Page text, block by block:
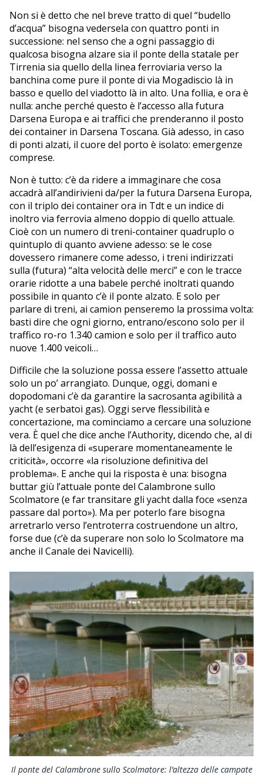
Non si è detto che nel breve tratto di quel “budello
d’acqua” bisogna vedersela con quattro ponti in
successione: nel senso che a ogni passaggio di
qualcosa bisogna alzare sia il ponte della statale per
Tirrenia sia quello della linea ferroviaria verso la
banchina come pure il ponte di via Mogadiscio là in
basso e quello del viadotto là in alto. Una follia, e ora è
nulla: anche perché questo è l’accesso alla futura
Darsena Europa e ai traffici che prenderanno il posto
dei container in Darsena Toscana. Già adesso, in caso
di ponti alzati, il cuore del porto è isolato: emergenze
comprese.
Non è tutto: c’è da ridere a immaginare che cosa
accadrà all’andirivieni da/per la futura Darsena Europa,
con il triplo dei container ora in Tdt e un indice di
inoltro via ferrovia almeno doppio di quello attuale.
Cioè con un numero di treni-container quadruplo o
quintuplo di quanto avviene adesso: se le cose
dovessero rimanere come adesso, i treni indirizzati
sulla (futura) “alta velocità delle merci” e con le tracce
orarie ridotte a una babele perché inoltrati quando
possibile in quanto c’è il ponte alzato. E solo per
parlare di treni, ai camion penseremo la prossima volta:
basti dire che ogni giorno, entrano/escono solo per il
traffico ro-ro 1.340 camion e solo per il traffico auto
nuove 1.400 veicoli…
Difficile che la soluzione possa essere l’assetto attuale
solo un po’ arrangiato. Dunque, oggi, domani e
dopodomani c’è da garantire la sacrosanta agibilità a
yacht (e serbatoi gas). Oggi serve flessibilità e
concertazione, ma cominciamo a cercare una soluzione
vera. È quel che dice anche l’Authority, dicendo che, al di
là dell’esigenza di «superare momentaneamente le
criticità», occorre «la risoluzione definitiva del
problema». E anche qui la risposta è una: bisogna
buttar giù l’attuale ponte del Calambrone sullo
Scolmatore (e far transitare gli yacht dalla foce «senza
passare dal porto»). Ma per poterlo fare bisogna
arretrarlo verso l’entroterra costruendone un altro,
forse due (c’è da superare non solo lo Scolmatore ma
anche il Canale dei Navicelli).
Il ponte del Calambrone sullo Scolmatore: l’altezza delle campate